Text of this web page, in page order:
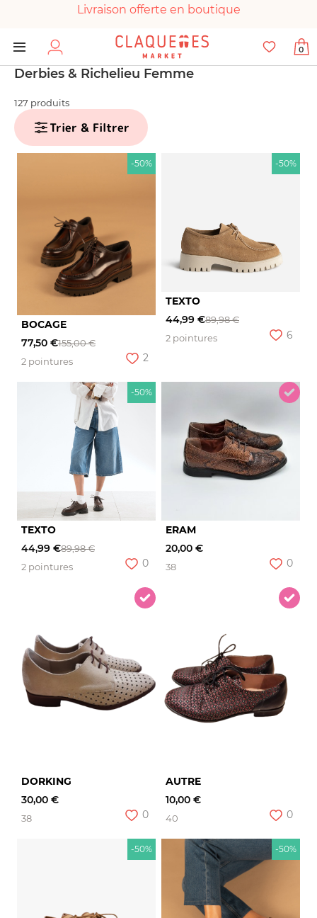
Livraison offerte en boutique
Paiement 100% sécurisé
Chaussures garanties en parfait état
0
Derbies & Richelieu Femme
127 produits
Trier & Filtrer
-50%
BOCAGE
77,50 €155,00 €
2 pointures
2
-50%
TEXTO
44,99 €89,98 €
2 pointures
6
-50%
TEXTO
44,99 €89,98 €
2 pointures
0
ERAM
20,00 €
38 0
DORKING
30,00 €
38 0
AUTRE
10,00 €
40 0
-50% -50%